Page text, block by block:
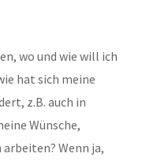
wo und wie will ich
hat sich meine
z.B. auch in
Wünsche,
Wenn ja,